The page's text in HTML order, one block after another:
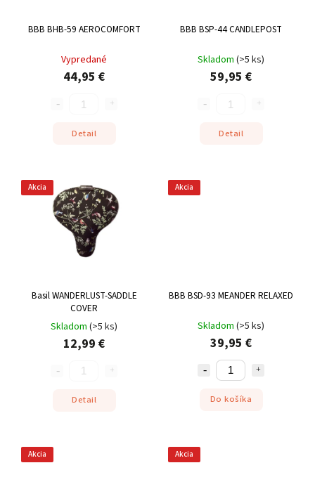
BBB BHB-59 AEROCOMFORT
Vypredané
44,95 €
Detail
BBB BSP-44 CANDLEPOST
Skladom (>5 ks)
59,95 €
Detail
Akcia
Basil WANDERLUST-SADDLE
COVER
Skladom (>5 ks)
12,99 €
Detail
Akcia
BBB BSD-93 MEANDER RELAXED
Skladom (>5 ks)
39,95 €
Do košíka
Akcia Akcia